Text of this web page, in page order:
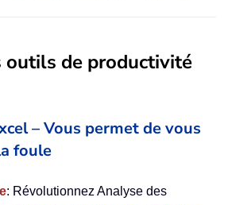
outils de productivité
– Vous permet de vous
foule
: Révolutionnez Analyse des